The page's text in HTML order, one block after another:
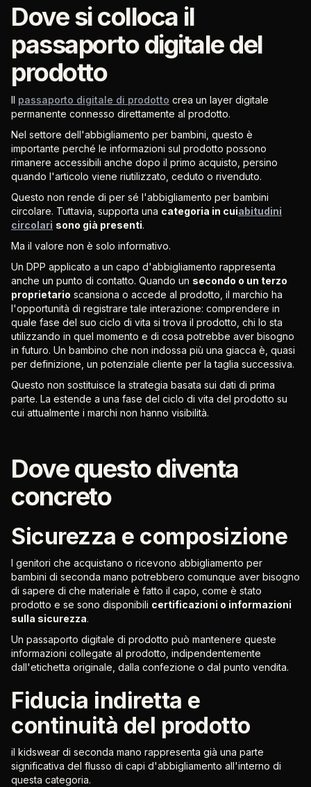
Dove si colloca il
passaporto digitale del
prodotto
Il passaporto digitale di prodotto crea un layer digitale
permanente connesso direttamente al prodotto.
Nel settore dell'abbigliamento per bambini, questo è
importante perché le informazioni sul prodotto possono
rimanere accessibili anche dopo il primo acquisto, persino
quando l'articolo viene riutilizzato, ceduto o rivenduto.
Questo non rende di per sé l'abbigliamento per bambini
circolare. Tuttavia, supporta una categoria in cuiabitudini
circolari sono già presenti.
Ma il valore non è solo informativo.
Un DPP applicato a un capo d'abbigliamento rappresenta
anche un punto di contatto. Quando un secondo o un terzo
proprietario scansiona o accede al prodotto, il marchio ha
l'opportunità di registrare tale interazione: comprendere in
quale fase del suo ciclo di vita si trova il prodotto, chi lo sta
utilizzando in quel momento e di cosa potrebbe aver bisogno
in futuro. Un bambino che non indossa più una giacca è, quasi
per definizione, un potenziale cliente per la taglia successiva.
Questo non sostituisce la strategia basata sui dati di prima
parte. La estende a una fase del ciclo di vita del prodotto su
cui attualmente i marchi non hanno visibilità.
Dove questo diventa
concreto
Sicurezza e composizione
I genitori che acquistano o ricevono abbigliamento per
bambini di seconda mano potrebbero comunque aver bisogno
di sapere di che materiale è fatto il capo, come è stato
prodotto e se sono disponibili certificazioni o informazioni
sulla sicurezza.
Un passaporto digitale di prodotto può mantenere queste
informazioni collegate al prodotto, indipendentemente
dall'etichetta originale, dalla confezione o dal punto vendita.
Fiducia indiretta e
continuità del prodotto
il kidswear di seconda mano rappresenta già una parte
significativa del flusso di capi d'abbigliamento all'interno di
questa categoria.